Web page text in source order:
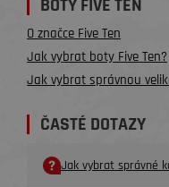
BOTY FIVE TEN
O značce Five Ten
Jak vybrat boty Five Ten?
Jak vybrat správnou
ČASTÉ DOTAZY
Jak vybrat správné